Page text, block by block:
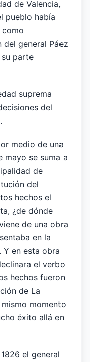
de Valencia,
pueblo había
del general Páez
parte
suprema
del
medio de una
mayo se suma a
de
del
hechos el
¿de dónde
de una obra
en la
Y en esta obra
el verbo
hechos fueron
de La
momento
éxito allá en
el general